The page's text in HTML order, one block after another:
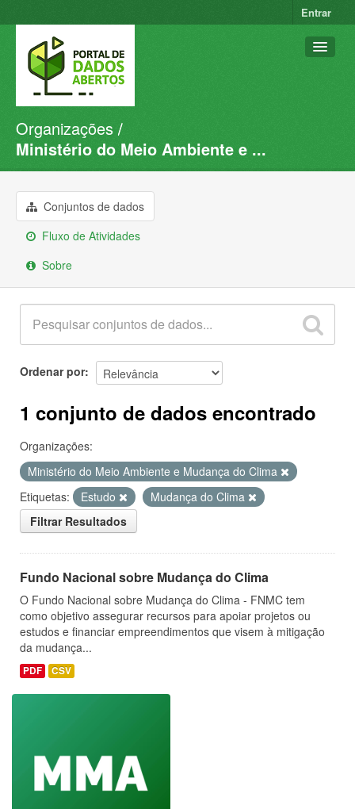
Entrar
Conjuntos de dados
Organizações
Sobre
Organizações
Ministério do Meio Ambiente e ...
Conjuntos de dados
Fluxo de Atividades
Sobre
Ordenar por
1 conjunto de dados encontrado
Organizações:
Ministério do Meio Ambiente e Mudança do Clima
Etiquetas:
Estudo
Mudança do Clima
Filtrar Resultados
Fundo Nacional sobre Mudança do Clima
O Fundo Nacional sobre Mudança do Clima - FNMC tem
como objetivo assegurar recursos para apoiar projetos ou
estudos e financiar empreendimentos que visem à mitigação
da mudança...
PDF CSV